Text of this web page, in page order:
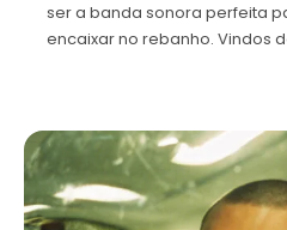
ser a banda sonora perfeita
encaixar no rebanho. Vindos